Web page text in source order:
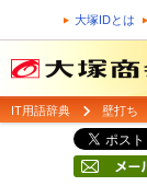
大塚IDとは
IT用語辞典 壁打ち